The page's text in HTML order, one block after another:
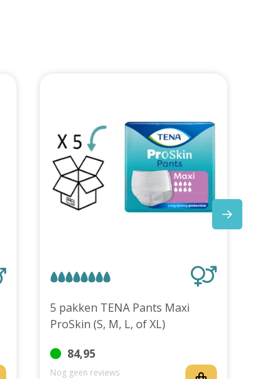
5 pakken TENA Pants Maxi
ProSkin (S, M, L, of XL)
84,95
Nog geen reviews